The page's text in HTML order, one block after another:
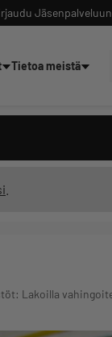
Jäsenpalveluun
Tietoa meistä
Lakoilla